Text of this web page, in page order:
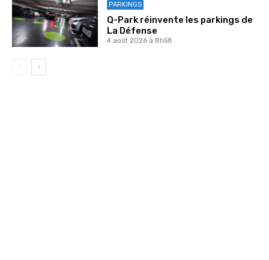
PARKINGS
Q-Park réinvente les parkings de
La Défense
4 août 2026 à 8h58